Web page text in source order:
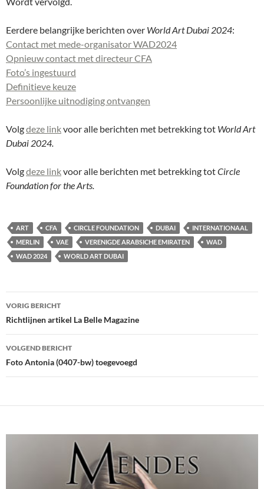
Eerdere belangrijke berichten over World Art Dubai 2024:
Contact met mede-organisator WAD2024
Opnieuw contact met directeur CFA
Foto’s ingestuurd
Definitieve keuze
Persoonlijke uitnodiging ontvangen
Volgdeze linkvoor alle berichten met betrekking tot World Art
Dubai 2024.
Volgdeze linkvoor alle berichten met betrekking totCircle
Foundation for the Arts.
ART CFA CIRCLE FOUNDATION DUBAI
INTERNATIONAAL
MERLIN
VAE VERENIGDE ARABSICHE EMIRATEN
WAD
WAD 2024
WORLD ART DUBAI
Bericht
navigatie
VORIG BERICHT
Richtlijnen artikel La Belle Magazine
VOLGEND BERICHT
Foto Antonia (0407-bw) toegevoegd